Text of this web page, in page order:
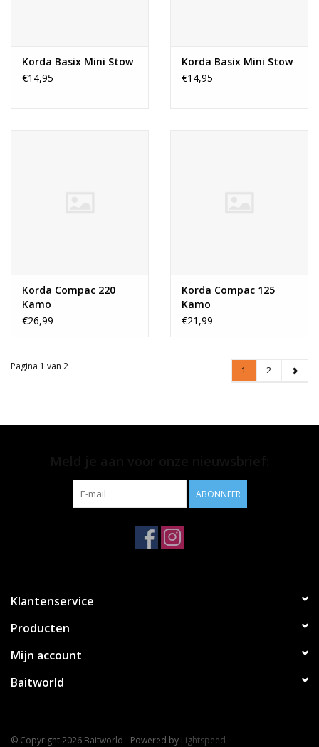
Korda Basix Mini Stow
€14,95
Korda Basix Mini Stow
€14,95
Korda Compac 220
Kamo
€26,99
Korda Compac 125
Kamo
€21,99
Pagina 1 van 2 1 2
ABONNEER
Klantenservice
Producten
Mijn account
Baitworld
© Copyright 2026 Baitworld - Powered by Lightspeed